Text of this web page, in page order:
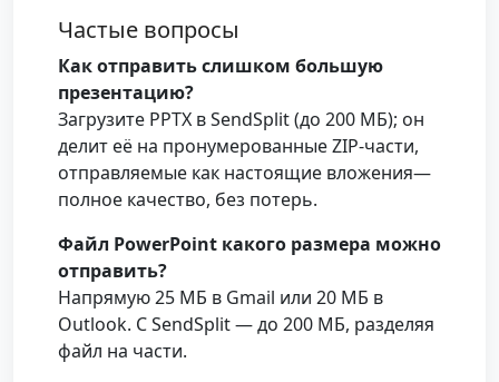
Частые вопросы
Как отправить слишком большую
презентацию?
Загрузите PPTX в SendSplit (до 200 МБ); он
делит её на пронумерованные ZIP-части,
отправляемые как настоящие вложения—
полное качество, без потерь.
Файл PowerPoint какого размера можно
отправить?
Напрямую 25 МБ в Gmail или 20 МБ в
Outlook. С SendSplit — до 200 МБ, разделяя
файл на части.